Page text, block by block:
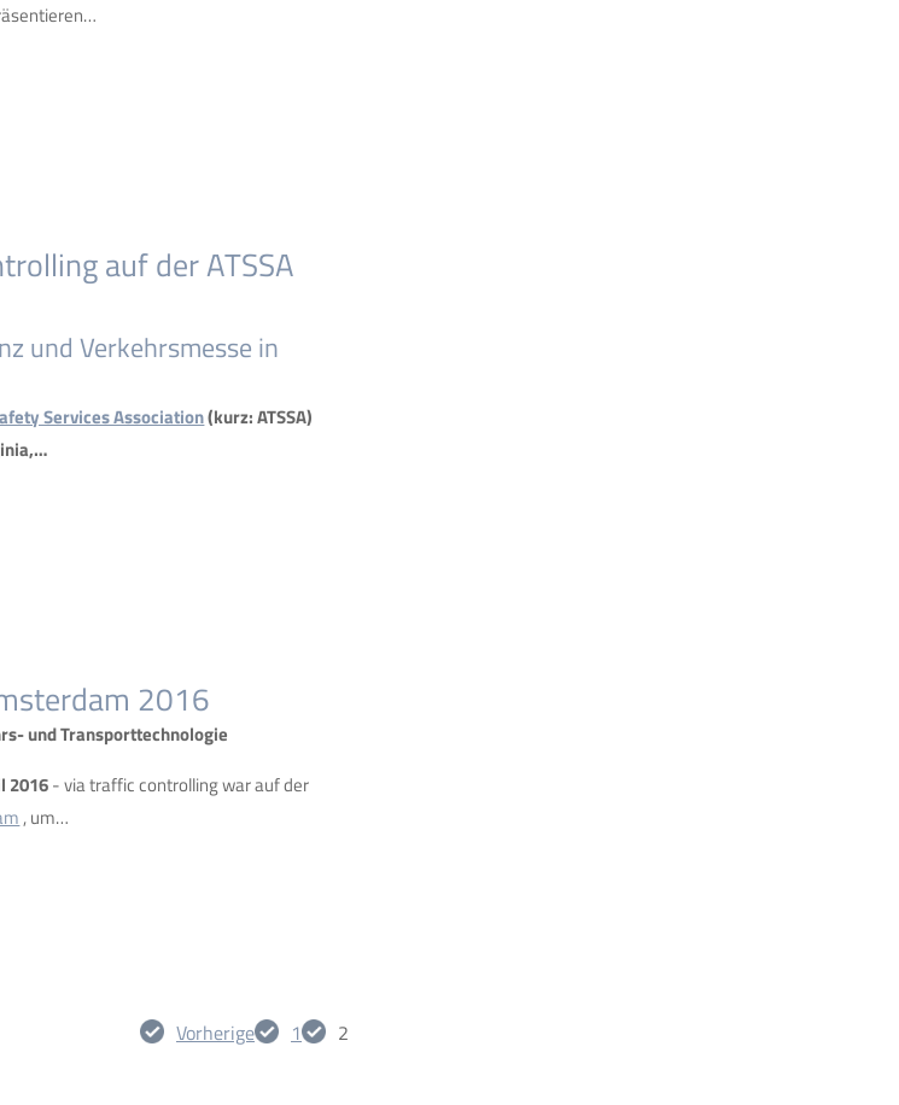
auf der ATSSA
und Verkehrsmesse in
Services Association(kurz: ATSSA)
2016
und Transporttechnologie
2016- via traffic controlling war auf der
, um…
Vorherige 1 2